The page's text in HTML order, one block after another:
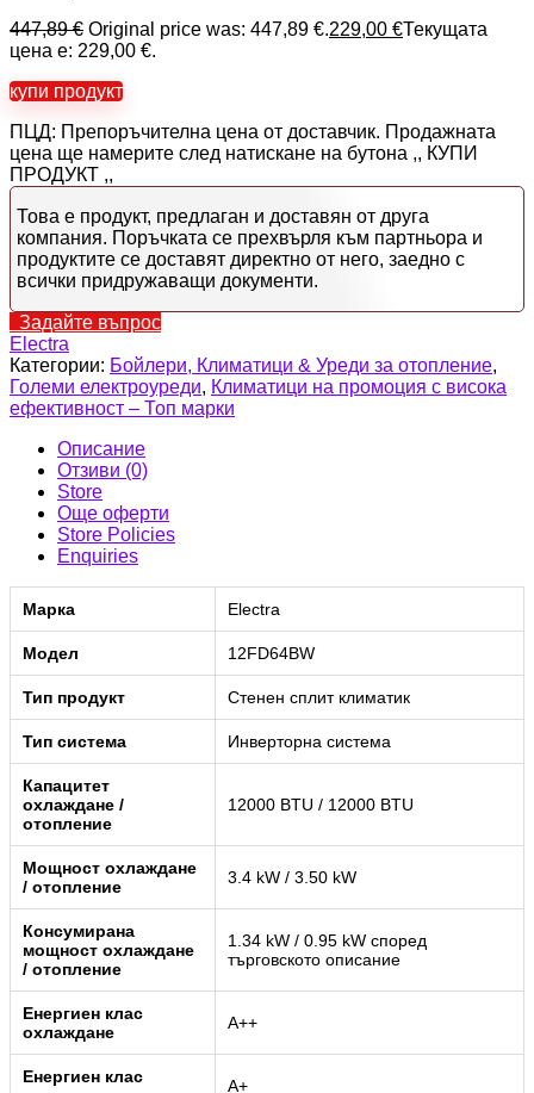
447,89€ Original price was: 447,89 €.229,00 €Текущата
цена е: 229,00 €.
купи продукт
ПЦД: Препоръчителна цена от доставчик. Продажната
цена ще намерите след натискане на бутона ,, КУПИ
ПРОДУКТ ,,
Това е продукт, предлаган и доставян от друга
компания. Поръчката се прехвърля към партньора и
продуктите се доставят директно от него, заедно с
всички придружаващи документи.
Задайте въпрос
Electra
Категории: Бойлери, Климатици & Уреди за отопление,
Големи електроуреди, Климатици на промоция с висока
ефективност – Топ марки
Описание
Отзиви (0)
Store
Още оферти
Store Policies
Enquiries
Марка Electra
Модел 12FD64BW
Тип продукт Стенен сплит климатик
Тип система Инверторна система
Капацитет
охлаждане /
отопление
12000 BTU / 12000 BTU
Мощност охлаждане
/ отопление
3.4 kW / 3.50 kW
Консумирана
мощност охлаждане
/ отопление
1.34 kW / 0.95 kW според
търговското описание
Енергиен клас
охлаждане
A++
Енергиен клас
A+